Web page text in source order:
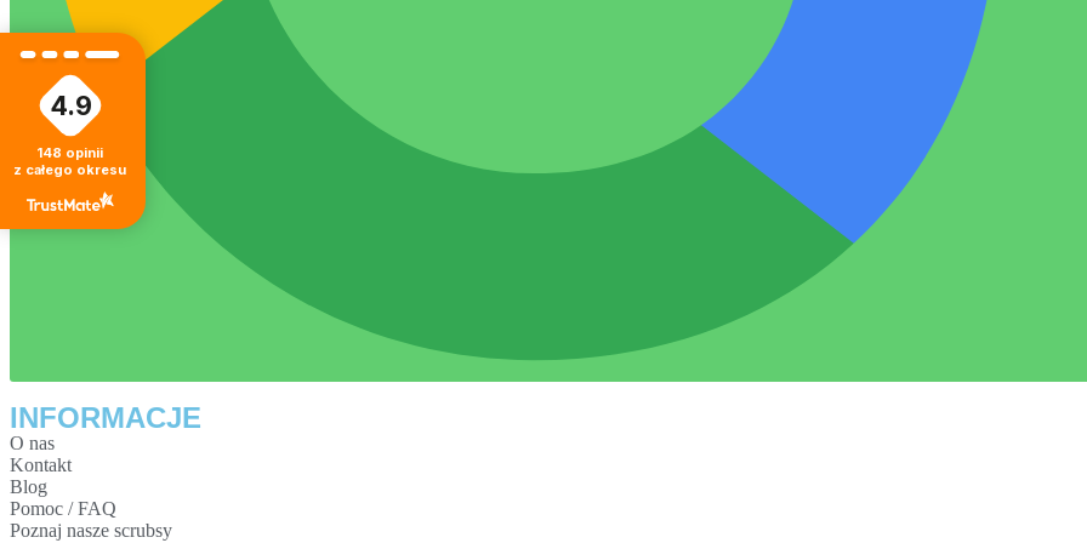
INFORMACJE
O nas
Kontakt
Blog
Pomoc / FAQ
Poznaj nasze scrubsy
4.9
148 opinii
z całego okresu